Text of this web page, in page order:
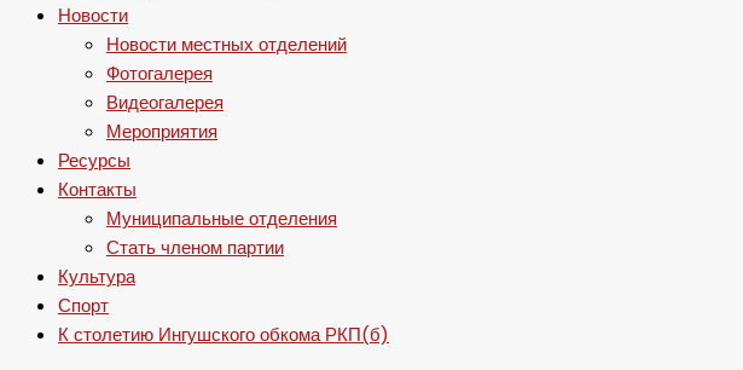
Новости
Новости местных отделений
Фотогалерея
Видеогалерея
Мероприятия
Ресурсы
Контакты
Муниципальные отделения
Стать членом партии
Культура
Спорт
К столетию Ингушского обкома РКП(б)